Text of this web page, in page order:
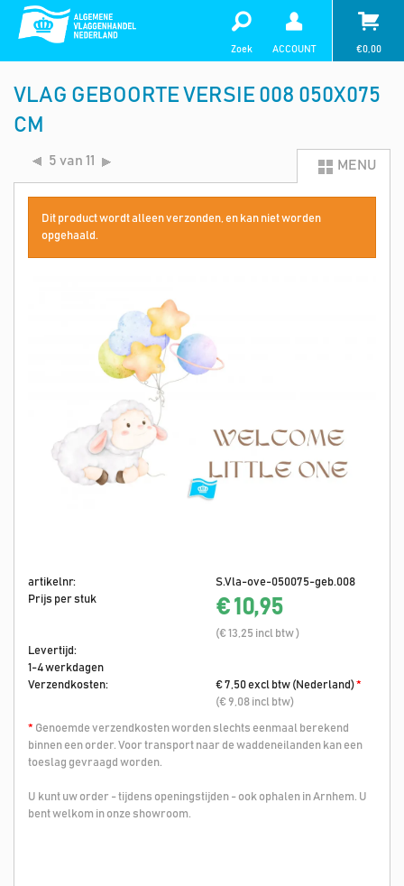
Zoek ACCOUNT €0,00
VLAG GEBOORTE VERSIE 008 050X075
CM
5 van 11 MENU
Dit product wordt alleen verzonden, en kan niet worden
opgehaald.
artikelnr:
S.Vla-ove-050075-geb.008
Prijs per stuk
€ 10,95
(€ 13,25 incl btw )
Levertijd:
1-4 werkdagen
Verzendkosten:
€ 7,50 excl btw (Nederland)*
(€ 9,08 incl btw)
* Genoemde verzendkosten worden slechts eenmaal berekend
binnen een order. Voor transport naar de waddeneilanden kan een
toeslag gevraagd worden.
U kunt uw order - tijdens openingstijden - ook ophalen in Arnhem. U
bent welkom in onze showroom.